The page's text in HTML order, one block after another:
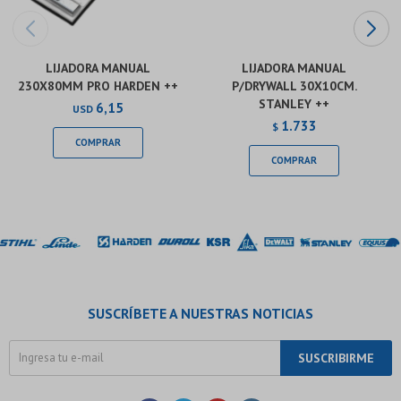
LIJADORA MANUAL
230X80MM PRO HARDEN ++
USD 6,15
LIJADORA MANUAL
P/DRYWALL 30X10CM.
STANLEY ++
$ 1.733
SUSCRÍBETE A NUESTRAS NOTICIAS
SUSCRIBIRME